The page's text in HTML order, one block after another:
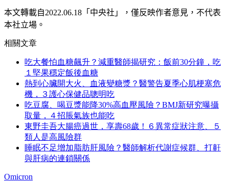
本文轉載自2022.06.18 「中央社」
，僅反映作者意見，不代表
本社立場。
相關文章
吃大餐怕血糖飆升？減重醫師揭研究：飯前30分鐘，吃
１堅果穩定飯後血糖
熱到心臟開大火、血液變糖漿？醫警告夏季心肌梗塞危
機，３護心保健品聰明吃
吃豆腐、喝豆漿能降30%高血壓風險？BMJ新研究曝攝
取量，４招脹氣族也能吃
東野圭吾大腸癌過世，享壽68歲！６異常症狀注意、５
類人是高風險群
睡眠不足增加脂肪肝風險？醫師解析代謝症候群、打鼾
與肝病的連鎖關係
Omicron